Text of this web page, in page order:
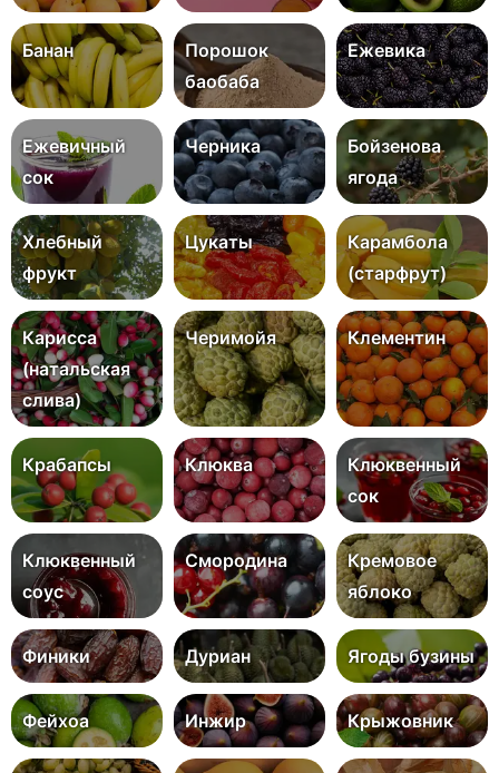
Банан
Порошок
баобаба
Ежевика
Ежевичный
сок
Черника
Бойзенова
ягода
Хлебный
фрукт
Цукаты
Карамбола
(старфрут)
Карисса
(натальская
слива)
Черимойя Клементин
Крабапсы Клюква
Клюквенный
сок
Клюквенный
соус
Смородина
Кремовое
яблоко
Финики Дуриан Ягоды бузины
Фейхоа Инжир Крыжовник